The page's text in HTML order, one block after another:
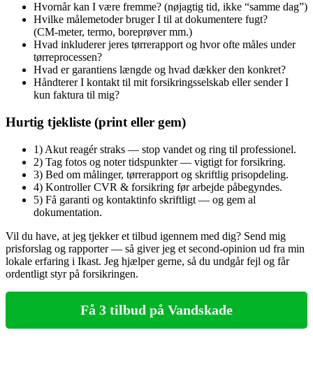
Hvornår kan I være fremme? (nøjagtig tid, ikke “samme dag”)
Hvilke målemetoder bruger I til at dokumentere fugt?
(CM‑meter, termo, boreprøver mm.)
Hvad inkluderer jeres tørrerapport og hvor ofte måles under
tørreprocessen?
Hvad er garantiens længde og hvad dækker den konkret?
Håndterer I kontakt til mit forsikringsselskab eller sender I
kun faktura til mig?
Hurtig tjekliste (print eller gem)
1) Akut reagér straks — stop vandet og ring til professionel.
2) Tag fotos og noter tidspunkter — vigtigt for forsikring.
3) Bed om målinger, tørrerapport og skriftlig prisopdeling.
4) Kontroller CVR & forsikring før arbejde påbegyndes.
5) Få garanti og kontaktinfo skriftligt — og gem al
dokumentation.
Vil du have, at jeg tjekker et tilbud igennem med dig? Send mig
prisforslag og rapporter — så giver jeg et second‑opinion ud fra min
lokale erfaring i Ikast. Jeg hjælper gerne, så du undgår fejl og får
ordentligt styr på forsikringen.
Få 3 tilbud på Vandskade